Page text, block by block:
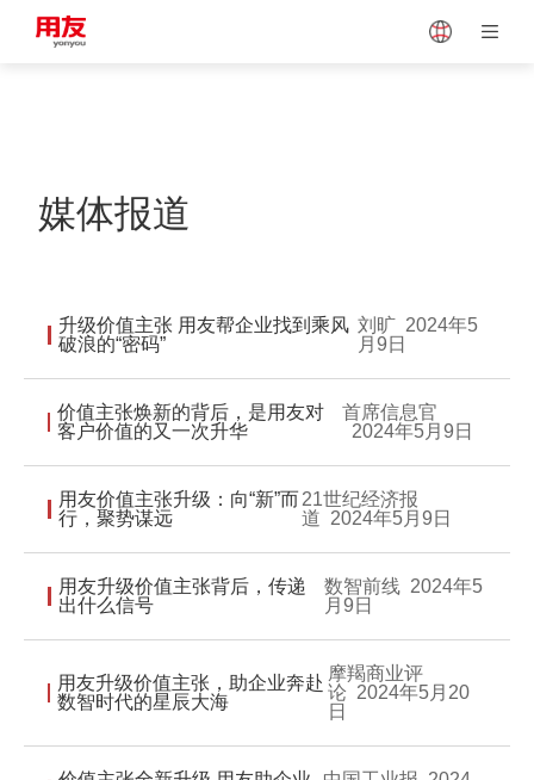
Singapore
媒体报道
升级价值主张 用友帮企业找到乘风
破浪的“密码”
刘旷 2024年5
月9日
价值主张焕新的背后，是用友对
客户价值的又一次升华
首席信息官
2024年5月9日
用友价值主张升级：向“新”而
行，聚势谋远
21世纪经济报
道 2024年5月9日
用友升级价值主张背后，传递
出什么信号
数智前线 2024年5
月9日
用友升级价值主张，助企业奔赴
数智时代的星辰大海
摩羯商业评
论 2024年5月20
日